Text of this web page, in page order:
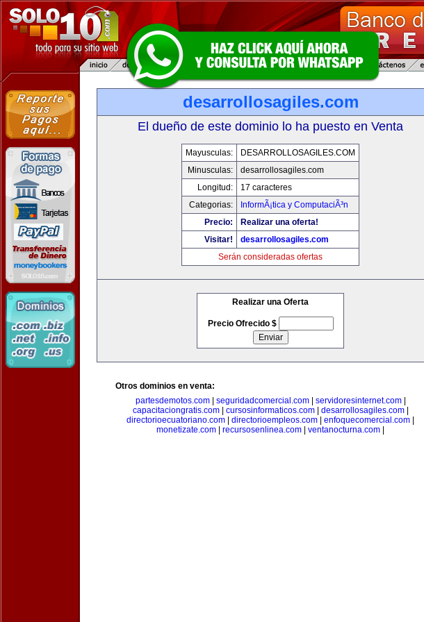
desarrollosagiles.com
El dueño de este dominio lo ha puesto en Venta
Mayusculas:
DESARROLLOSAGILES.COM
Minusculas:
desarrollosagiles.com
Longitud:
17 caracteres
Categorias:
InformÃ¡tica y ComputaciÃ³n
Precio:
Realizar una oferta!
Visitar!
desarrollosagiles.com
Serán consideradas ofertas
Realizar una Oferta
Precio Ofrecido $
Otros dominios en venta:
partesdemotos.com| seguridadcomercial.com| servidoresinternet.com|
capacitaciongratis.com| cursosinformaticos.com| desarrollosagiles.com|
directorioecuatoriano.com
directorioempleos.com enfoquecomercial.com
monetizate.com
recursosenlinea.com ventanocturna.com